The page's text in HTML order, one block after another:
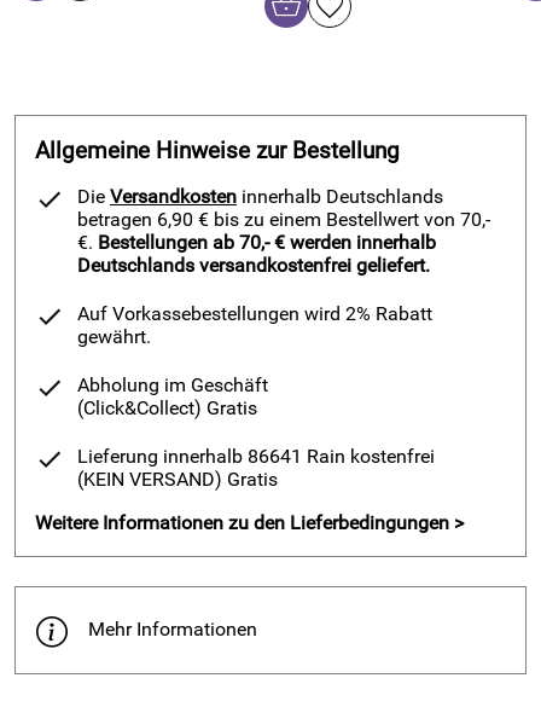
Allgemeine Hinweise zur Bestellung
Die Versandkosten innerhalb Deutschlands
betragen 6,90 € bis zu einem Bestellwert von 70,-
€. Bestellungen ab 70,- € werden innerhalb
Deutschlands versandkostenfrei geliefert.
Auf Vorkassebestellungen wird 2% Rabatt
gewährt.
Abholung im Geschäft
(Click&Collect) Gratis
Lieferung innerhalb 86641 Rain kostenfrei
(KEIN VERSAND) Gratis
Weitere Informationen zu den Lieferbedingungen >
Mehr Informationen